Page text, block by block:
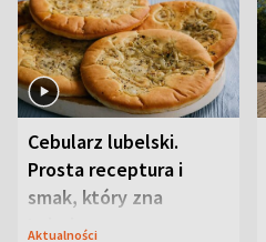
Cebularz lubelski.
Prosta receptura i
smak, który zna
Lubelszczyzna
Aktualności